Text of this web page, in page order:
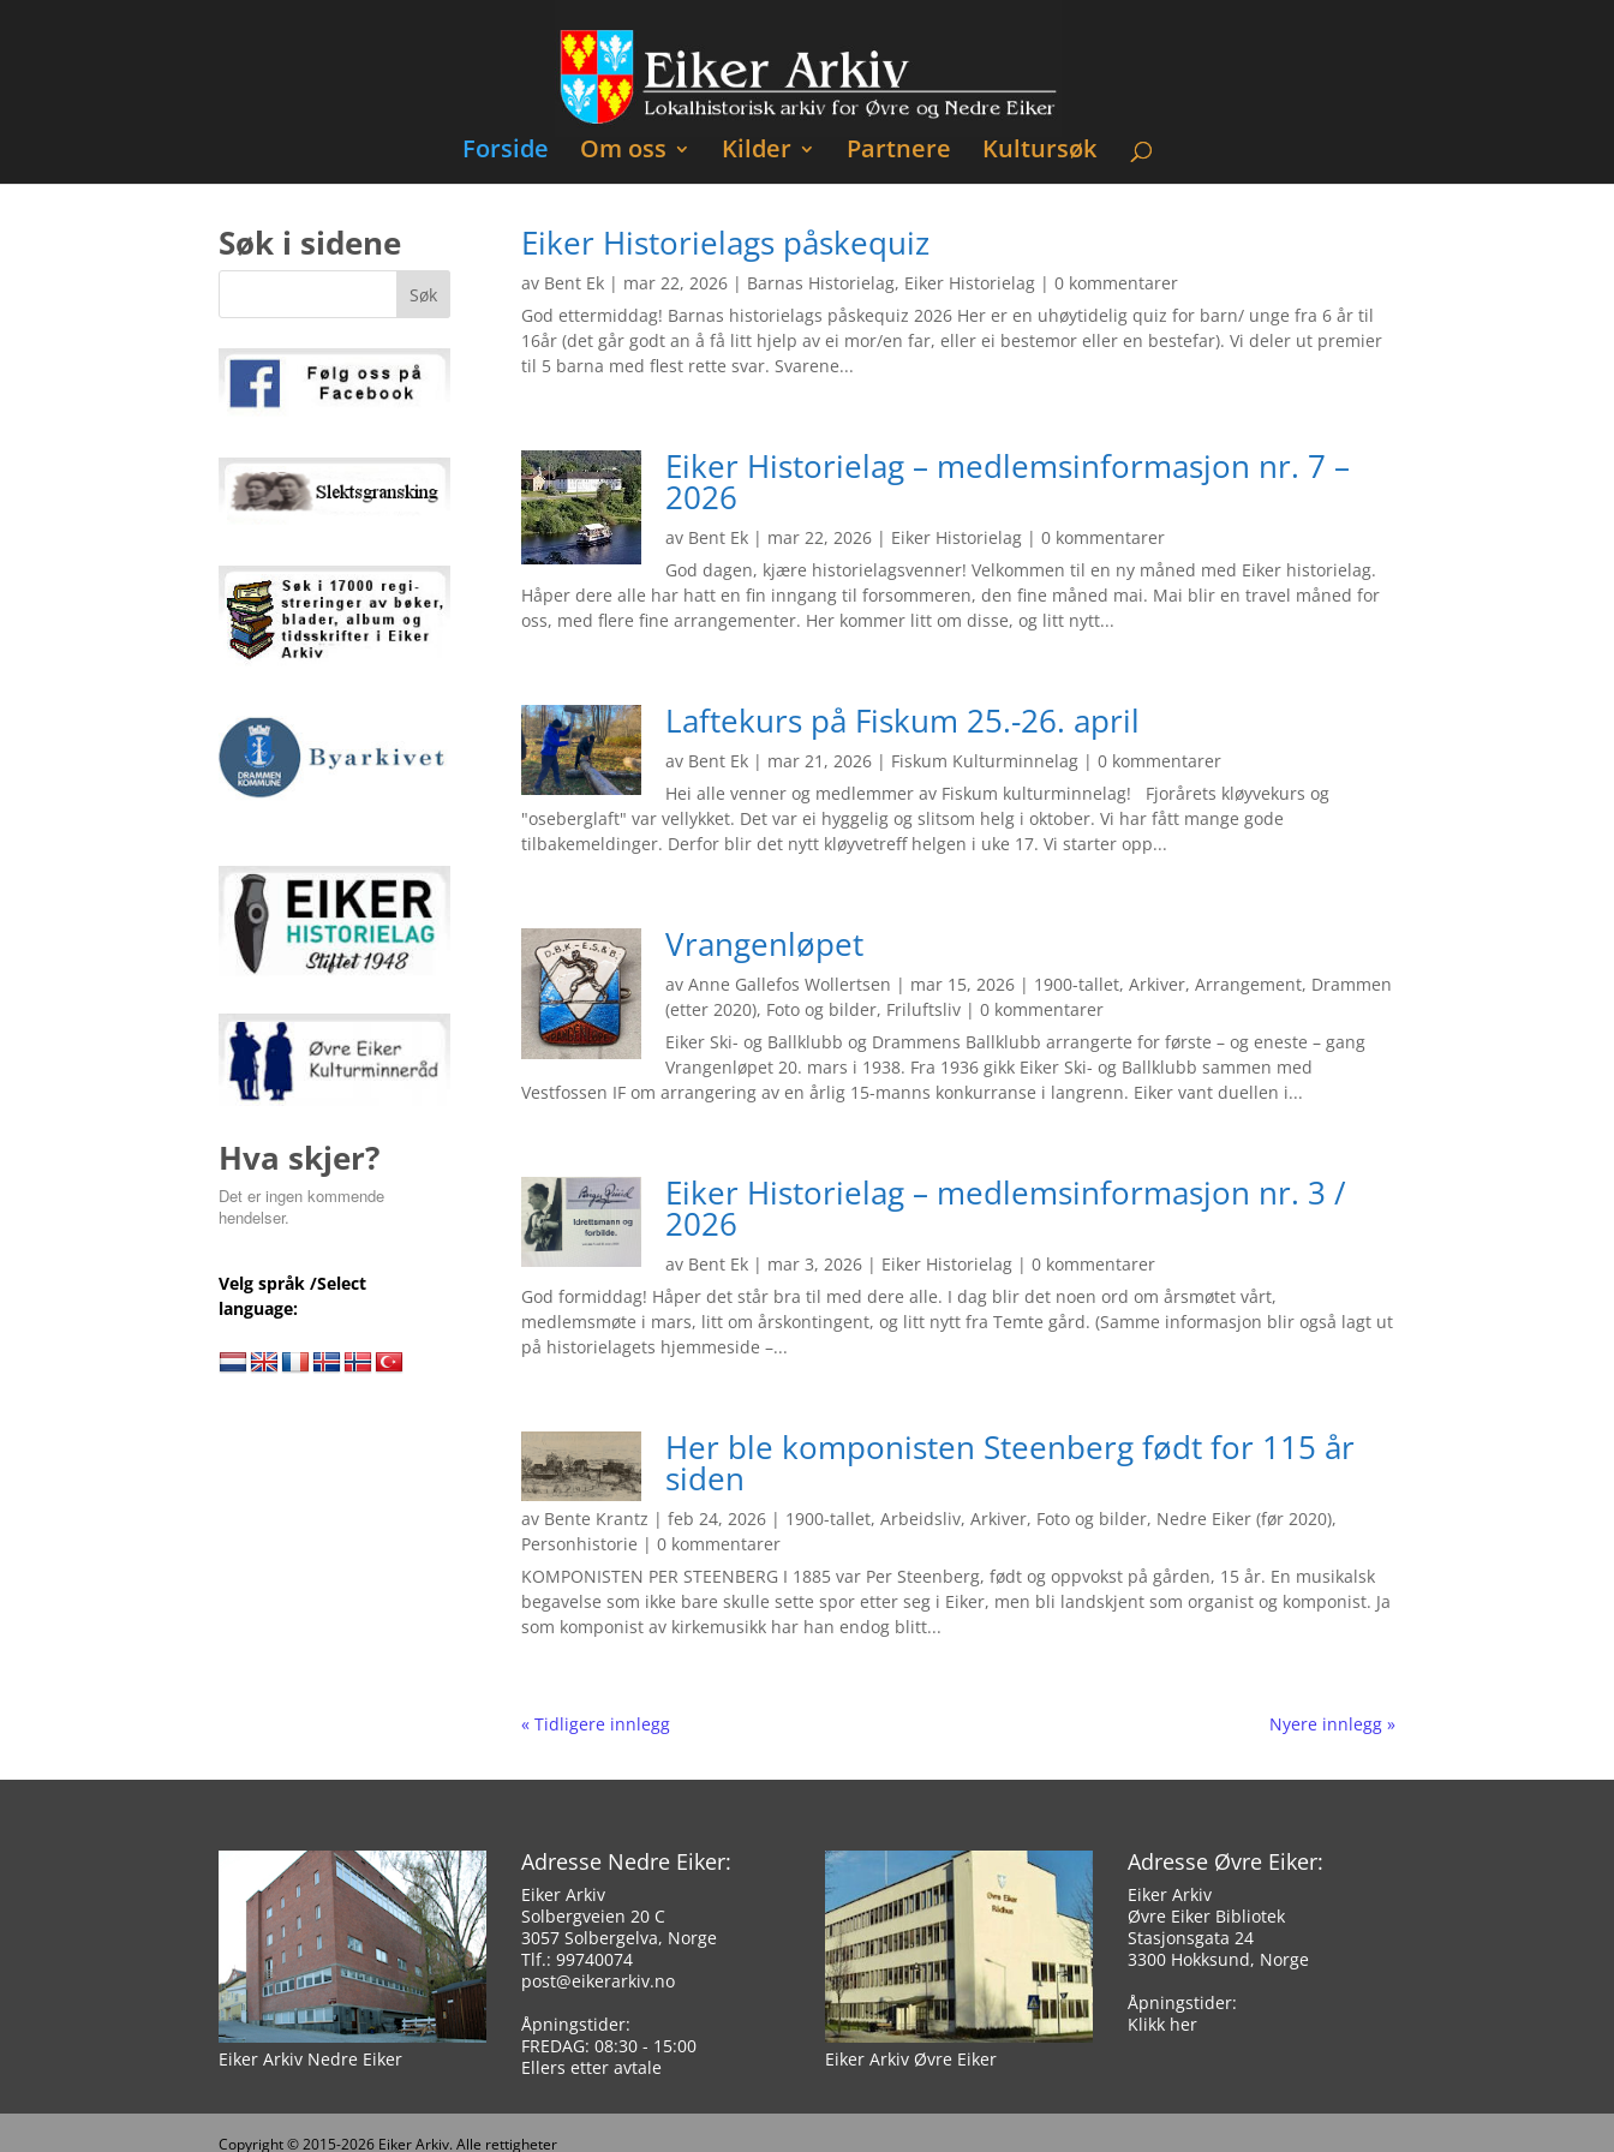
Forside Om oss Kilder Partnere Kultursøk
Søk i sidene
Hva skjer?
Det er ingen kommende
hendelser.
Velg språk /Select
language:
Eiker Historielags påskequiz
av Bent Ek | mar 22, 2026 | Barnas Historielag, Eiker Historielag | 0 kommentarer
God ettermiddag! Barnas historielags påskequiz 2026 Her er en uhøytidelig quiz for barn/ unge fra 6 år til
16år (det går godt an å få litt hjelp av ei mor/en far, eller ei bestemor eller en bestefar). Vi deler ut premier
til 5 barna med flest rette svar. Svarene...
Eiker Historielag – medlemsinformasjon nr. 7 –
2026
av Bent Ek | mar 22, 2026 | Eiker Historielag | 0 kommentarer
God dagen, kjære historielagsvenner! Velkommen til en ny måned med Eiker historielag.
Håper dere alle har hatt en fin inngang til forsommeren, den fine måned mai. Mai blir en travel måned for
oss, med flere fine arrangementer. Her kommer litt om disse, og litt nytt...
Laftekurs på Fiskum 25.-26. april
av Bent Ek | mar 21, 2026 | Fiskum Kulturminnelag | 0 kommentarer
Hei alle venner og medlemmer av Fiskum kulturminnelag! Fjorårets kløyvekurs og
"oseberglaft" var vellykket. Det var ei hyggelig og slitsom helg i oktober. Vi har fått mange gode
tilbakemeldinger. Derfor blir det nytt kløyvetreff helgen i uke 17. Vi starter opp...
Vrangenløpet
avAnne Gallefos Wollertsen | mar 15, 2026 | 1900-tallet,Arkiver,Arrangement, Drammen
(etter 2020), Foto og bilder, Friluftsliv | 0 kommentarer
Eiker Ski- og Ballklubb og Drammens Ballklubb arrangerte for første – og eneste – gang
Vrangenløpet 20. mars i 1938. Fra 1936 gikk Eiker Ski- og Ballklubb sammen med
Vestfossen IF om arrangering av en årlig 15-manns konkurranse i langrenn. Eiker vant duellen i...
Eiker Historielag – medlemsinformasjon nr. 3 /
2026
av Bent Ek | mar 3, 2026 | Eiker Historielag | 0 kommentarer
God formiddag! Håper det står bra til med dere alle. I dag blir det noen ord om årsmøtet vårt,
medlemsmøte i mars, litt om årskontingent, og litt nytt fra Temte gård. (Samme informasjon blir også lagt ut
på historielagets hjemmeside –...
Her ble komponisten Steenberg født for 115 år
siden
av Bente Krantz |feb 24, 2026 | 1900-tallet,Arbeidsliv,Arkiver, Foto og bilder, Nedre Eiker (før 2020),
Personhistorie | 0 kommentarer
KOMPONISTEN PER STEENBERG I 1885 var Per Steenberg, født og oppvokst på gården, 15 år. En musikalsk
begavelse som ikke bare skulle sette spor etter seg i Eiker, men bli landskjent som organist og komponist. Ja
som komponist av kirkemusikk har han endog blitt...
« Tidligere innlegg Nyere innlegg »
Eiker Arkiv Nedre Eiker
Adresse Nedre Eiker:
Eiker Arkiv
Solbergveien 20 C
3057 Solbergelva, Norge
Tlf.: 99740074
post@eikerarkiv.no
Åpningstider:
FREDAG: 08:30 - 15:00
Ellers etter avtale
Eiker Arkiv Øvre Eiker
Adresse Øvre Eiker:
Eiker Arkiv
Øvre Eiker Bibliotek
Stasjonsgata 24
3300 Hokksund, Norge
Åpningstider:
Klikk her
Copyright © 2015-2026 Eiker Arkiv. Alle rettigheter